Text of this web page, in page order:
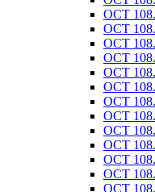
ОСТ
ОСТ
ОСТ
ОСТ
ОСТ
ОСТ
ОСТ
ОСТ
ОСТ
ОСТ
ОСТ
ОСТ
ОСТ